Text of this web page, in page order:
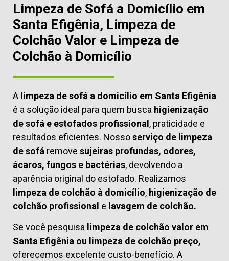
Limpeza de Sofá a Domicílio em
Santa Efigênia, Limpeza de
Colchão Valor e Limpeza de
Colchão à Domicílio
A limpeza de sofá a domicílio em Santa Efigênia
é a solução ideal para quem busca higienização
de sofá e estofados profissional, praticidade e
resultados eficientes. Nossoserviço de limpeza
de sofá remove sujeiras profundas, odores,
ácaros, fungos e bactérias, devolvendo a
aparência original do estofado. Realizamos
limpeza de colchão à domicílio, higienização de
colchão profissional e lavagem de colchão.
Se você pesquisa limpeza de colchão valor em
Santa Efigênia ou limpeza de colchão preço,
oferecemos excelente custo-benefício. A